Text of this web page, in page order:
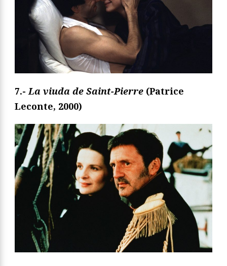
7.-La viuda de Saint-Pierre (Patrice
Leconte, 2000)